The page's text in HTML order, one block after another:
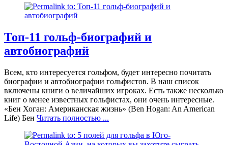
Топ-11 гольф-биографий и
автобиографий
Всем, кто интересуется гольфом, будет интересно почитать
биографии и автобиографии гольфистов. В наш список
включены книги о величайших игроках. Есть также несколько
книг о менее известных гольфистах, они очень интересные.
«Бен Хоган: Американская жизнь» (Ben Hogan: An American
Life) Бен Читать полностью ...